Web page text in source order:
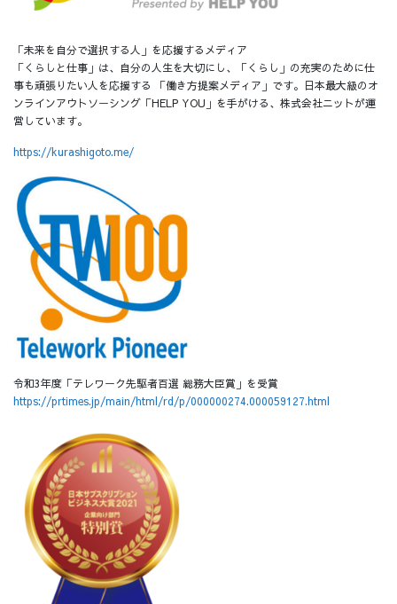
「未来を自分で選択する人」を応援するメディア
「くらしと仕事」は、自分の人生を大切にし、「くらし」の充実のために仕
事も頑張りたい人を応援する 「働き方提案メディア」です。日本最大級のオ
ンラインアウトソーシング「HELP YOU」を手がける、株式会社ニットが運
営しています。
https://kurashigoto.me/
令和3年度「テレワーク先駆者百選 総務大臣賞」を受賞
https://prtimes.jp/main/html/rd/p/000000274.000059127.html